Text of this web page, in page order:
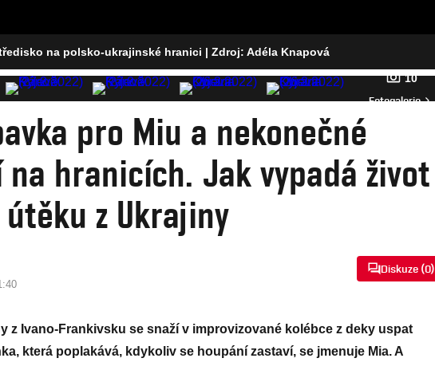
na polsko-ukrajinské hranici | Zdroj: Adéla Knapová
10
Fotogalerie
pro Miu a nekonečné
na hranicích. Jak vypadá život
z Ukrajiny
Diskuze (0)
z Ivano-Frankivsku se snaží v improvizované kolébce z deky uspat
která poplakává, kdykoliv se houpání zastaví, se jmenuje Mia. A